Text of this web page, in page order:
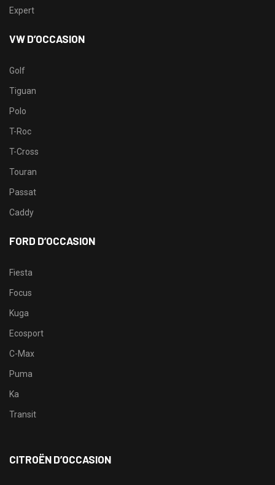
Expert
VW D’OCCASION
Golf
Tiguan
Polo
T-Roc
T-Cross
Touran
Passat
Caddy
FORD D’OCCASION
Fiesta
Focus
Kuga
Ecosport
C-Max
Puma
Ka
Transit
CITROËN D’OCCASION